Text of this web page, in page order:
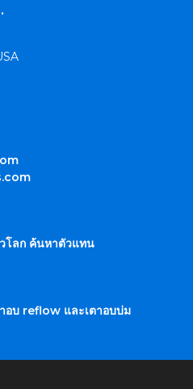
โลก ค้นหาตัวแทน
อบ reflow และเตาอบบ่ม